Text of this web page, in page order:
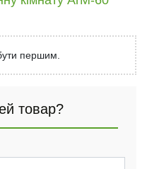
першим.
товар?